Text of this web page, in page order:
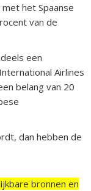
het Spaanse
van de
een
Airlines
belang van 20
dan hebben de
bronnen en